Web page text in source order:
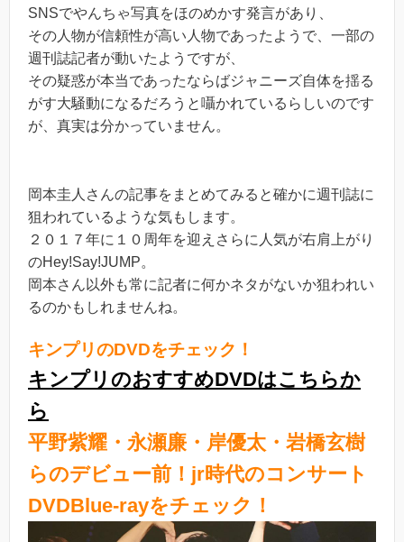
SNSでやんちゃ写真をほのめかす発言があり、
その人物が信頼性が高い人物であったようで、一部の
週刊誌記者が動いたようですが、
その疑惑が本当であったならばジャニーズ自体を揺る
がす大騒動になるだろうと囁かれているらしいのです
が、真実は分かっていません。
岡本圭人さんの記事をまとめてみると確かに週刊誌に
狙われているような気もします。
２０１７年に１０周年を迎えさらに人気が右肩上がり
のHey!Say!JUMP。
岡本さん以外も常に記者に何かネタがないか狙われい
るのかもしれませんね。
キンプリのDVDをチェック！
キンプリのおすすめDVDはこちらか
ら
平野紫耀・永瀬廉・岸優太・岩橋玄樹
らのデビュー前！jr時代のコンサート
DVDBlue-rayをチェック！